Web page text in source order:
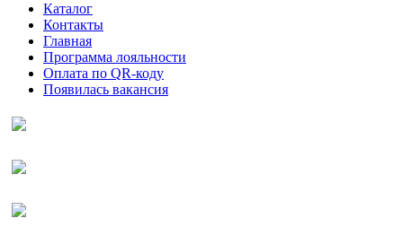
Каталог
Контакты
Главная
Программа лояльности
Оплата по QR-коду
Появилась вакансия